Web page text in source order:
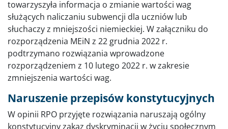
towarzyszyła informacja o zmianie wartości wag
służących naliczaniu subwencji dla uczniów lub
słuchaczy z mniejszości niemieckiej. W załączniku do
rozporządzenia MEiN z 22 grudnia 2022 r.
podtrzymano rozwiązania wprowadzone
rozporządzeniem z 10 lutego 2022 r. w zakresie
zmniejszenia wartości wag.
Naruszenie przepisów konstytucyjnych
W opinii RPO przyjęte rozwiązania naruszają ogólny
konstytucyjny zakaz dyskryminacji w życiu społecznym